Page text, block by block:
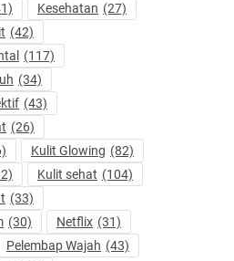
Kesehatan (27)
(42)
(117)
(34)
(43)
(26)
Kulit Glowing (82)
Kulit sehat (104)
(33)
(30) Netflix (31)
Pelembap Wajah (43)